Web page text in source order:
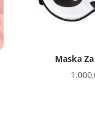
Maska